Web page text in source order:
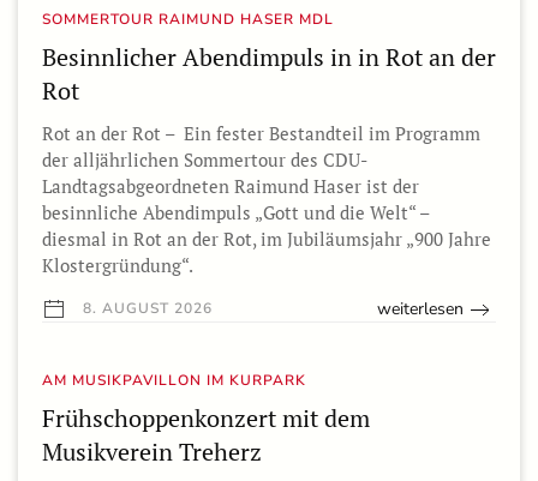
SOMMERTOUR RAIMUND HASER MDL
Besinnlicher Abendimpuls in in Rot an der
Rot
Rot an der Rot – Ein fester Bestandteil im Programm
der alljährlichen Sommertour des CDU-
Landtagsabgeordneten Raimund Haser ist der
besinnliche Abendimpuls „Gott und die Welt“ –
diesmal in Rot an der Rot, im Jubiläumsjahr „900 Jahre
Klostergründung“.
8. AUGUST 2026 weiterlesen
AM MUSIKPAVILLON IM KURPARK
Frühschoppenkonzert mit dem
Musikverein Treherz